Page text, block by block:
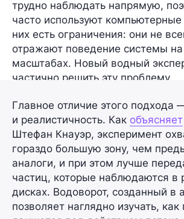
трудно наблюдать напрямую,
часто используют
них есть ограничения: они не
отражают поведение системы на
масштабах. Новый водный
частично решить эту проблему.
Главное отличие этого подхода
и реалистичность. Как объясняет
Штефан Кнауэр, эксперимент
гораздо большую зону, чем
аналоги, и при этом лучше
частиц, которые наблюдаются в
дисках. Водоворот, созданный в
позволяет наглядно изучать, как